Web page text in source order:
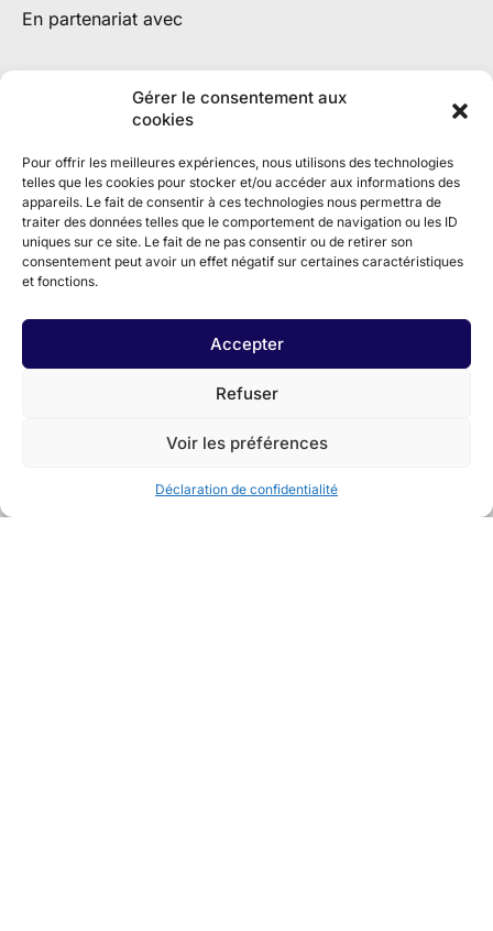
Gérer le consentement aux
cookies
Pour offrir les meilleures expériences, nous utilisons des technologies
telles que les cookies pour stocker et/ou accéder aux informations des
appareils. Le fait de consentir à ces technologies nous permettra de
traiter des données telles que le comportement de navigation ou les ID
uniques sur ce site. Le fait de ne pas consentir ou de retirer son
consentement peut avoir un effet négatif sur certaines caractéristiques
et fonctions.
Accepter
Refuser
Voir les préférences
Déclaration de confidentialité
En partenariat avec